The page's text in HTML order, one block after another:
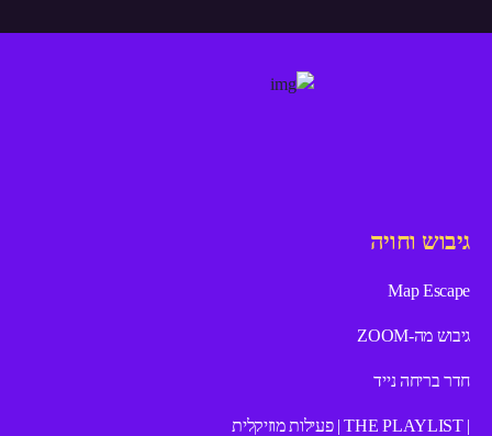
גיבוש וחויה
Map Escape
גיבוש מה-ZOOM
חדר בריחה נייד
| THE PLAYLIST | פעילות מוזיקלית